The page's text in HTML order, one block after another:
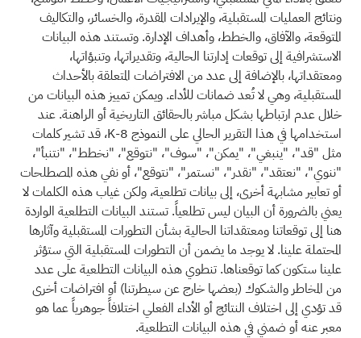
ونتائج العمليات المستقبلية، والإيرادات المقدرة، والخسائر، والتكاليف
المتوقعة، والآفاق، والخطط، وأهداف الإدارة. وتستند هذه البيانات
الاستشرافية إلى توقعات إدارتنا الحالية، وتقديراتها، وتنبؤاتها،
ومعتقداتها، بالإضافة إلى عدد من الافتراضات المتعلقة بالأحداث
المستقبلية، وهي لا تُعد ضمانات للأداء. ويمكن تمييز هذه البيانات من
خلال عدم ارتباطها بشكل مباشر بالحقائق التاريخية أو الراهنة. عند
استخدامها في هذا التقرير الحالي على النموذج 8-K، قد تشير كلمات
مثل "قد"، "ينبغي"، "يمكن"، "سوف"، "نتوقع"، "نخطط"، "نتنبأ"،
"ننوي"، "نعتقد"، "نقدر"، "نستمر"، "نتوقع"، أو نفي هذه المصطلحات
أو تعابير مشابهة أخرى، إلى بيانات تطلعية، ولكن غياب هذه الكلمات لا
يعني بالضرورة أن البيان ليس تطلعياً. تستند البيانات التطلعية الواردة
هنا إلى توقعاتنا ومعتقداتنا الحالية بشأن التطورات المستقبلية وآثارها
المحتملة علينا. لا يوجد ما يضمن أن التطورات المستقبلية التي ستؤثر
علينا ستكون كما توقعناها. تنطوي هذه البيانات التطلعية على عدد
من المخاطر والشكوك (بعضها خارج عن سيطرتنا) أو افتراضات أخرى
قد تؤدي إلى اختلاف النتائج أو الأداء الفعلي اختلافاً جوهرياً عما هو
معبر عنه أو ضمني في هذه البيانات التطلعية.